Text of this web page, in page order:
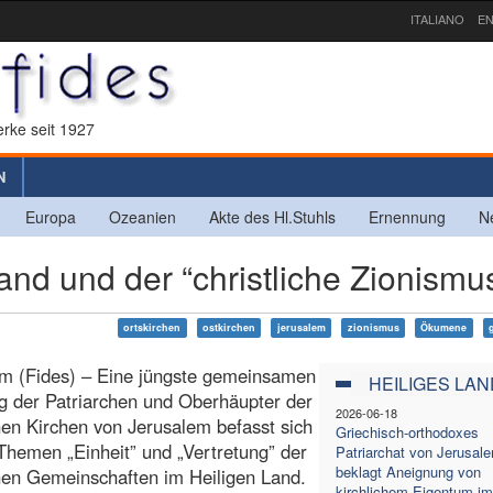
ITALIANO
seit 1927
Europa Ozeanien Akte des Hl.Stuhls Ernennung
und der “christliche
ortskirchen ostkirchen jerusalem zionismus Ökumene
HEILIGES
2026-06-18
Griechisch-orthodoxes
Patriarchat von
beklagt Aneignung von
(Fides) – Eine jüngste gemeinsamen
der Patriarchen und Oberhäupter der
Kirchen von Jerusalem befasst sich
„Einheit” und „Vertretung” der
Gemeinschaften im Heiligen Land.